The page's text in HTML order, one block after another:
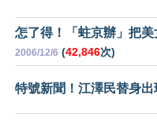
怎了得！「蛀京辦」把
2006/12/6 (42,846次)
特號新聞！江澤民替身